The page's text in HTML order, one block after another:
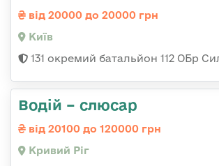
від 20000 до 20000 грн
Київ
131 окремий батальйон 112 ОБр
Водій – слюсар
від 20100 до 120000 грн
Кривий Ріг